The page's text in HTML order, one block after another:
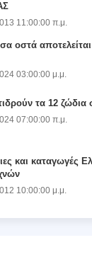
11:00:00 π.μ.
οστά
03:00:00 μ.μ.
τα 12 ζώδια
07:00:00 π.μ.
και καταγωγές
10:00:00 μ.μ.